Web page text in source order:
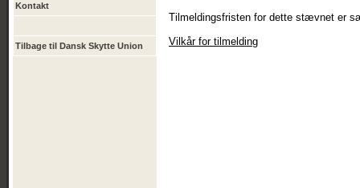
Kontakt
Tilbage til Dansk Skytte Union
Tilmeldingsfristen for dette stævnet er
Vilkår for tilmelding